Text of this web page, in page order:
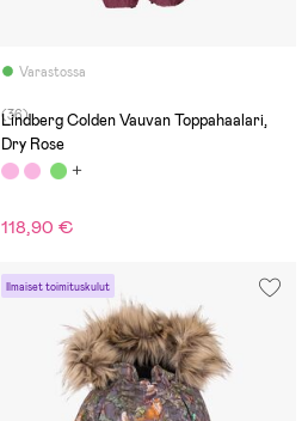
Varastossa
(36)
Lindberg Colden Vauvan Toppahaalari,
Dry Rose
118,90 €
Ilmaiset toimituskulut